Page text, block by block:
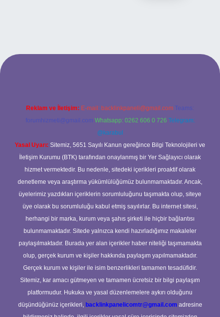
bahis
Reklam ve İletişim: E-mail: backlinkpaneli@gmail.com Teams:
forumhizmeti@gmail.com Whatsapp: 0262 606 0 726 Telegram:
@karabul
Yasal Uyarı: Sitemiz, 5651 Sayılı Kanun gereğince Bilgi Teknolojileri ve
İletişim Kurumu (BTK) tarafından onaylanmış bir Yer Sağlayıcı olarak
hizmet vermektedir. Bu nedenle, sitedeki içerikleri proaktif olarak
denetleme veya araştırma yükümlülüğümüz bulunmamaktadır. Ancak,
üyelerimiz yazdıkları içeriklerin sorumluluğunu taşımakta olup, siteye
üye olarak bu sorumluluğu kabul etmiş sayılırlar. Bu internet sitesi,
herhangi bir marka, kurum veya şahıs şirketi ile hiçbir bağlantısı
bulunmamaktadır. Sitede yalnızca kendi hazırladığımız makaleler
paylaşılmaktadır. Burada yer alan içerikler haber niteliği taşımamakta
olup, gerçek kurum ve kişiler hakkında paylaşım yapılmamaktadır.
Gerçek kurum ve kişiler ile isim benzerlikleri tamamen tesadüfidir.
Sitemiz, kar amacı gütmeyen ve tamamen ücretsiz bir bilgi paylaşım
platformudur. Hukuka ve yasal düzenlemelere aykırı olduğunu
düşündüğünüz içerikleri, backlinkpanelicomtr@gmail.com adresine